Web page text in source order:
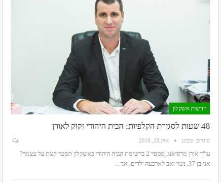
חדשות אשקלון
48 שעות לסגירת הקלפיות: הבית היהודי זקוק לאורן
סוגרים שבוע אוק 28, 2018
עו"ד אורן מרסיאנו, מספר 2 ברשימת הבית היהודי באשקלון תספר קצת על עצמך?
אני בן 37, נשוי ואב לארבעה ילדים, אני…